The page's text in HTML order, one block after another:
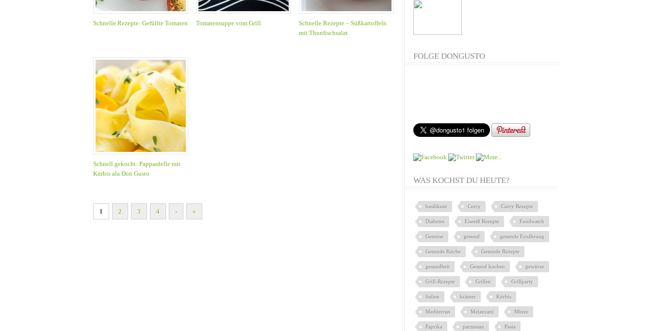
Schnelle Rezepte: Gefüllte Tomaten Tomatensuppe vom Grill
Schnelle Rezepte – Süßkartoffeln
mit Thunfischsalat
Schnell gekocht: Pappardelle mit
Kürbis ala Don Gusto
1 2 3 4 › »
FOLGE DONGUSTO
WAS KOCHST DU HEUTE?
basilikum Curry Curry Rezepte
Diabetes Eiweiß Rezepte Foodwatch
Gemüse gesund gesunde Ernährung
Gesunde Küche Gesunde Rezepte
gesundheit Gesund kochen gewürze
Grill-Rezepte Grillen Grillparty
Italien kräuter Kürbis
Mediterran Melanzani Minze
Paprika parmesan Pasta